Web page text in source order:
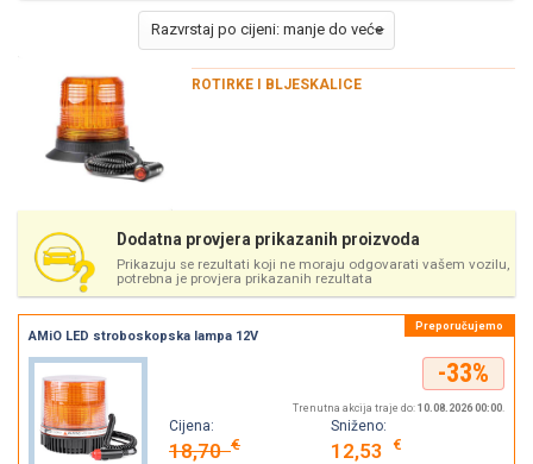
ROTIRKE I BLJESKALICE
Dodatna provjera prikazanih proizvoda
Prikazuju se rezultati koji ne moraju odgovarati vašem vozilu,
potrebna je provjera prikazanih rezultata
AMiO LED stroboskopska lampa 12V
-33%
Trenutna akcija traje do: 10.08.2026 00:00.
Cijena:
18,70€
Sniženo:
12,53 €